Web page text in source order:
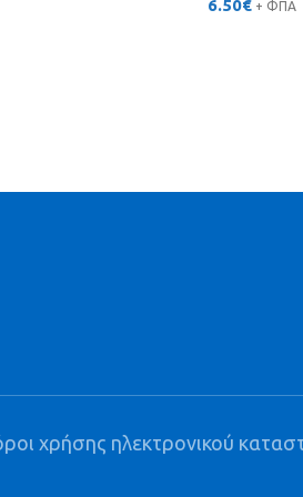
6.50€ + ΦΠΑ
χρήσης ηλεκτρονικού